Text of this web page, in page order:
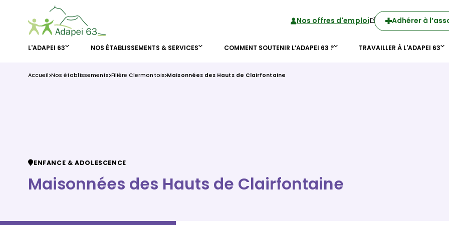
Nos offres d'emploi Adhérer à
L'ADAPEI 63 NOS ÉTABLISSEMENTS & SERVICES COMMENT SOUTENIR L’ADAPEI 63 ? TRAVAILLER À L'ADAPEI 63
Accueil Nos établissements Filière Clermontois Maisonnées des Hauts de Clairfontaine
ENFANCE & ADOLESCENCE
Maisonnées des Hauts de Clairfontaine